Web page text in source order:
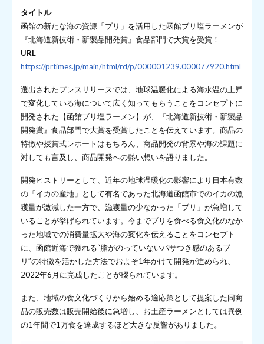
タイトル
函館の新たな海の資源「ブリ」を活用した函館ブリ塩ラーメンが
『北海道新技術・新製品開発賞』食品部門で大賞を受賞！
URL
https://prtimes.jp/main/html/rd/p/000001239.000077920.html
選出されたプレスリリースでは、地球温暖化による海水温の上昇
で変化している海について広く知ってもらうことをコンセプトに
開発された【函館ブリ塩ラーメン】が、『北海道新技術・新製品
開発賞』食品部門で大賞を受賞したことを伝えています。商品の
特徴や授賞式レポートはもちろん、商品開発の背景や海の課題に
対しても言及し、商品開発への熱い想いを語りました。
開発ヒストリーとして、近年の地球温暖化の影響により日本有数
の「イカの産地」として有名であった北海道函館市でのイカの漁
獲量が激減した一方で、漁獲量の少なかった「ブリ」が急増して
いることが挙げられています。今までブリを食べる食文化のなか
った地域での消費量拡大や海の変化を伝えることをコンセプト
に、函館近海で獲れる“脂がのっていないパサつき感のあるブ
リ”の特徴を活かした方法でおよそ1年かけて開発が進められ、
2022年6月に完成したことが綴られています。
また、地域の食文化づくりから始める適応策として提案した同商
品の販売数は販売開始後に急増し、お土産ラーメンとしては異例
の1年間で1万食を達成するほど大きな反響がありました。